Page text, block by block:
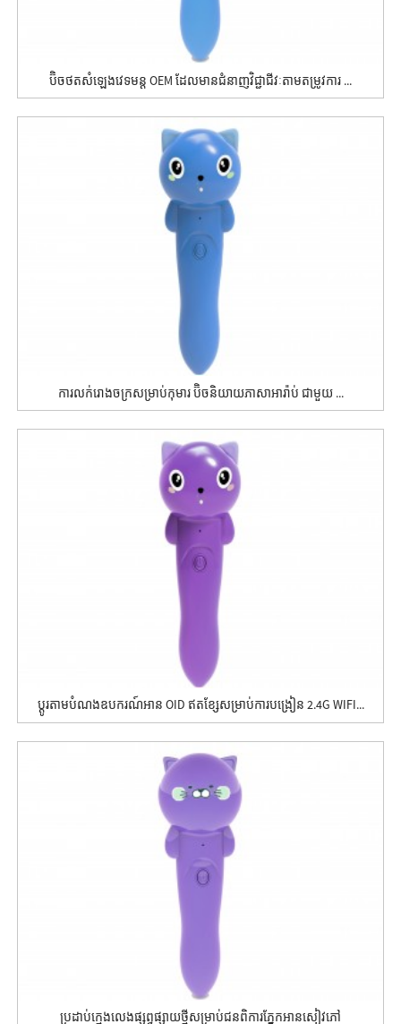
ប៊ិចថតសំឡេងវេទមន្ត OEM ដែលមានជំនាញវិជ្ជាជីវៈតាមតម្រូវការ ...
ការលក់រោងចក្រសម្រាប់កុមារ ប៊ិចនិយាយភាសាអារ៉ាប់ ជាមួយ ...
ប្ដូរតាមបំណងឧបករណ៍អាន OID ឥតខ្សែសម្រាប់ការបង្រៀន 2.4G WIFI...
ប្រដាប់ក្មេងលេងផ្សព្វផ្សាយថ្មីសម្រាប់ជនពិការភ្នែកអានសៀវភៅ